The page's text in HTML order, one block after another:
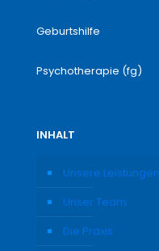
Geburtshilfe
Psychotherapie (fg)
INHALT
Unsere Leistungen
Unser Team
Die Praxis